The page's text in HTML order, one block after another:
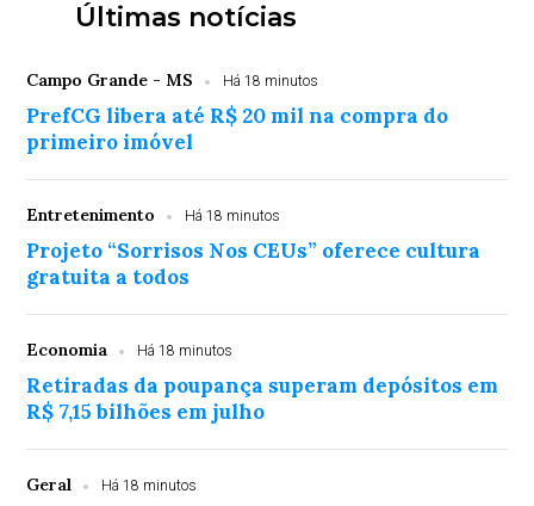
Últimas notícias
Campo Grande - MS Há 18 minutos
PrefCG libera até R$ 20 mil na compra do
primeiro imóvel
Entretenimento Há 18 minutos
Projeto “Sorrisos Nos CEUs” oferece cultura
gratuita a todos
Economia Há 18 minutos
Retiradas da poupança superam depósitos em
R$ 7,15 bilhões em julho
Geral Há 18 minutos